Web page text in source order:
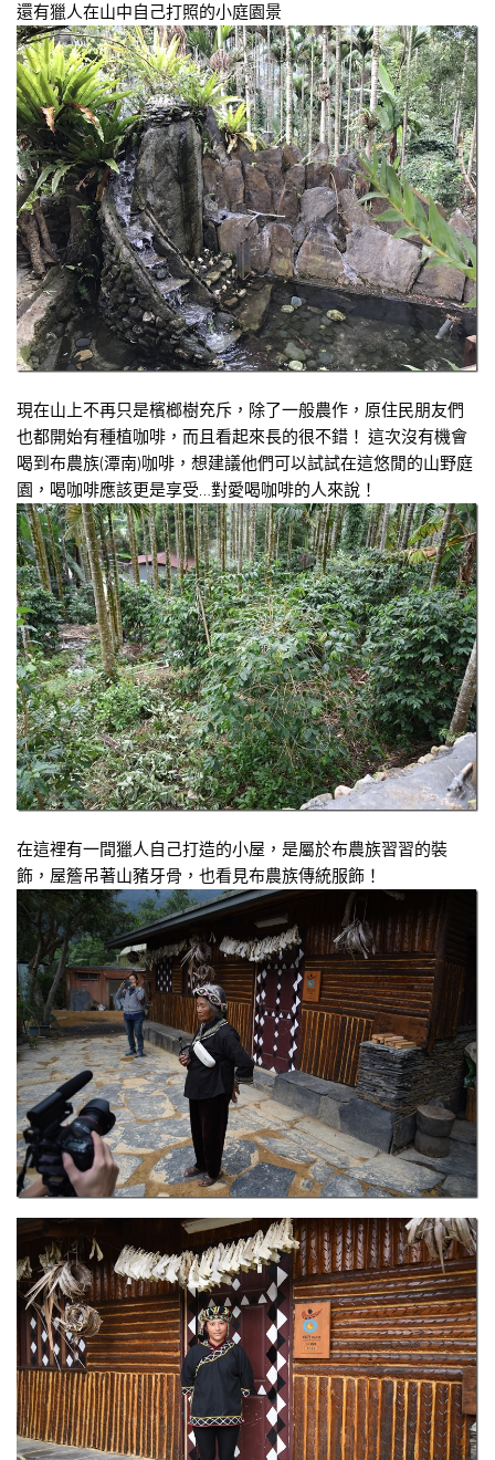
還有獵人在山中自己打照的小庭園景
現在山上不再只是檳榔樹充斥，除了一般農作，原住民朋友們
也都開始有種植咖啡，而且看起來長的很不錯！ 這次沒有機會
喝到布農族(潭南)咖啡，想建議他們可以試試在這悠閒的山野庭
園，喝咖啡應該更是享受…對愛喝咖啡的人來說！
在這裡有一間獵人自己打造的小屋，是屬於布農族習習的裝
飾，屋簷吊著山豬牙骨，也看見布農族傳統服飾！